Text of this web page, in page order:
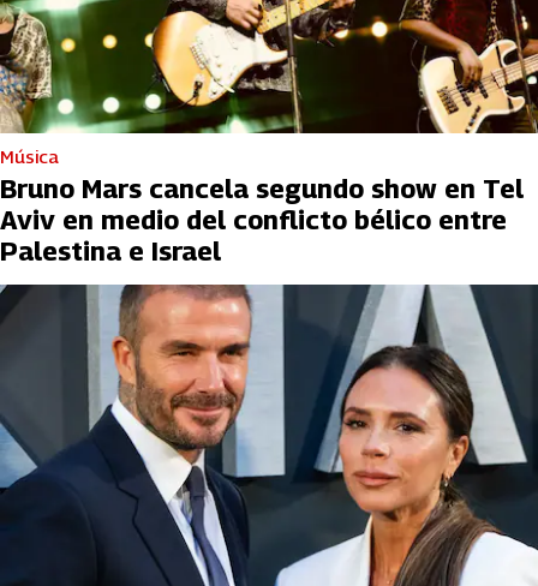
Música
Bruno Mars cancela segundo show en Tel
Aviv en medio del conflicto bélico entre
Palestina e Israel